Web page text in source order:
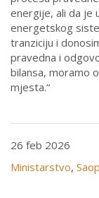
energije, ali da je
energetskog
tranziciju i
pravedna i
bilansa, moramo
mjesta.“
26 feb 2026
Ministarstvo,